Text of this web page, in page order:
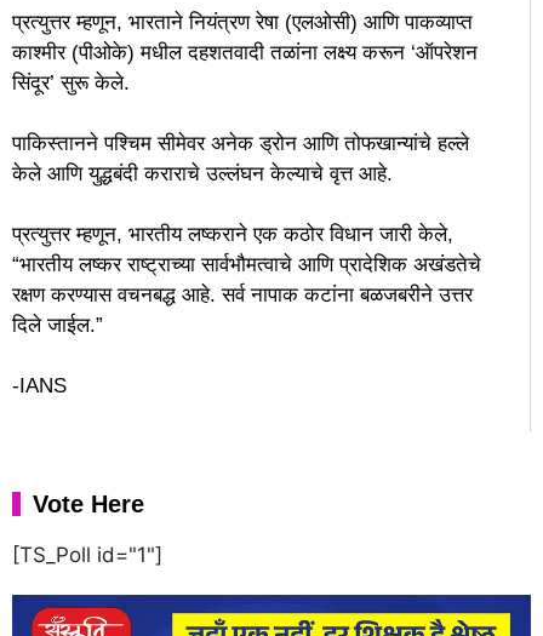
प्रत्युत्तर म्हणून, भारताने नियंत्रण रेषा (एलओसी) आणि पाकव्याप्त
काश्मीर (पीओके) मधील दहशतवादी तळांना लक्ष्य करून ‘ऑपरेशन
सिंदूर’ सुरू केले.
पाकिस्तानने पश्चिम सीमेवर अनेक ड्रोन आणि तोफखान्यांचे हल्ले
केले आणि युद्धबंदी कराराचे उल्लंघन केल्याचे वृत्त आहे.
प्रत्युत्तर म्हणून, भारतीय लष्कराने एक कठोर विधान जारी केले,
“भारतीय लष्कर राष्ट्राच्या सार्वभौमत्वाचे आणि प्रादेशिक अखंडतेचे
रक्षण करण्यास वचनबद्ध आहे. सर्व नापाक कटांना बळजबरीने उत्तर
दिले जाईल.”
-IANS
Vote Here
[TS_Poll id="1"]